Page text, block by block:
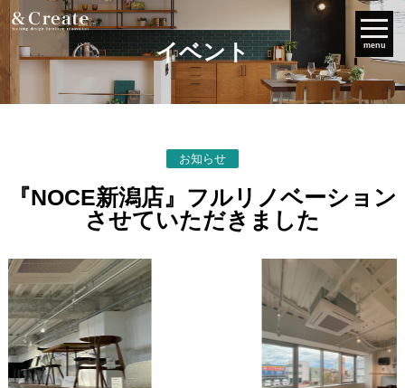
menu
イベント
お知らせ
『NOCE新潟店』フルリノベーション
させていただきました